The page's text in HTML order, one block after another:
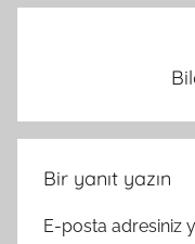
Bir yanıt yazın
E-posta adresiniz